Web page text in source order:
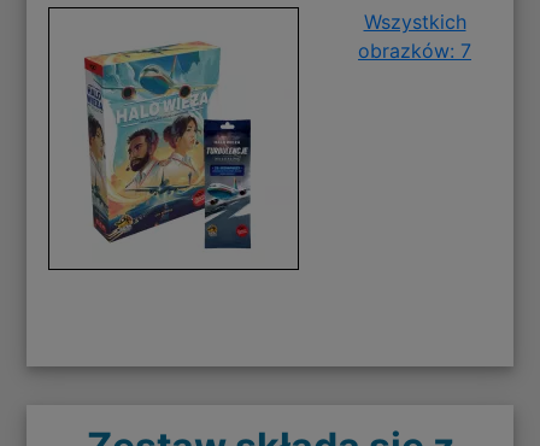
Wszystkich
obrazków: 7